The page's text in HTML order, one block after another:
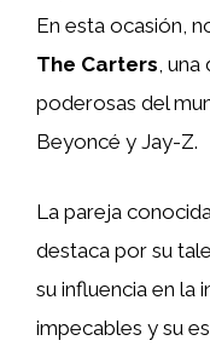
En esta ocasión,
The Carters, una
poderosas del
Beyoncé y Jay-Z.
La pareja
destaca por su
su influencia en la
impecables y su